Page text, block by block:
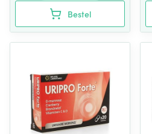
Bestel